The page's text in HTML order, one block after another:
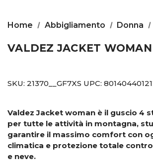
Home Abbigliamento Donna
VALDEZ JACKET WOMAN
SKU: 21370__GF7XS UPC:
Valdez Jacket woman è il guscio 4
per tutte le attività in montagna,
garantire il massimo comfort con
climatica e protezione totale
e neve.